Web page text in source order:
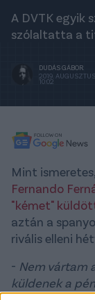
A DVTK egyik
szólaltatta a
DUDÁS GÁBOR
2019.
10:02
Mint ismeretes,
Fernando
"kémet"
aztán a
rivális elleni
- Nem vártam
küldenek a